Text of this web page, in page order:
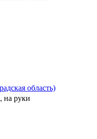
область)
на руки